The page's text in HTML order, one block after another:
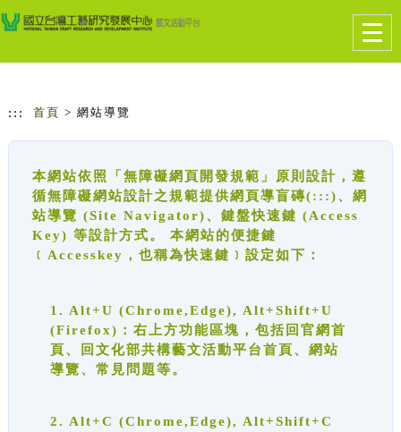
跳到主要內容
網站導覽
::: 首頁 > 網站導覽
本網站依照「無障礙網頁開發規範」原則設計，遵
循無障礙網站設計之規範提供網頁導盲磚(:::)、網
站導覽 (Site Navigator)、鍵盤快速鍵 (Access
Key) 等設計方式。 本網站的便捷鍵
﹝Accesskey，也稱為快速鍵﹞設定如下：
1. Alt+U (Chrome,Edge), Alt+Shift+U
(Firefox)：右上方功能區塊，包括回官網首
頁、回文化部共構藝文活動平台首頁、網站
導覽、常見問題等。
2. Alt+C (Chrome,Edge), Alt+Shift+C